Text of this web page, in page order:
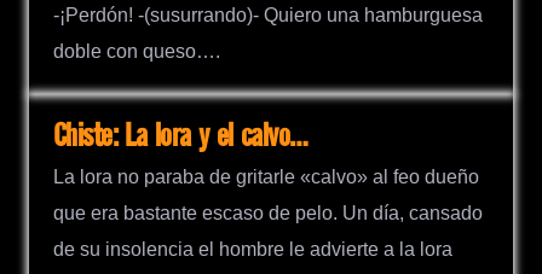
-¡Perdón! -(susurrando)- Quiero una hamburguesa
doble con queso….
Chiste: La lora y el calvo…
La lora no paraba de gritarle «calvo» al feo dueño
que era bastante escaso de pelo. Un día, cansado
de su insolencia el hombre le advierte a la lora